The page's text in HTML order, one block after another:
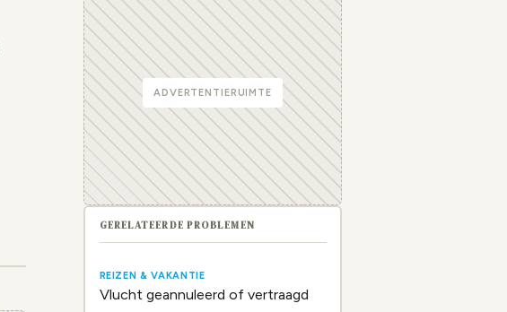
ADVERTENTIERUIMTE
GERELATEERDE PROBLEMEN
REIZEN & VAKANTIE
Vlucht geannuleerd of vertraagd